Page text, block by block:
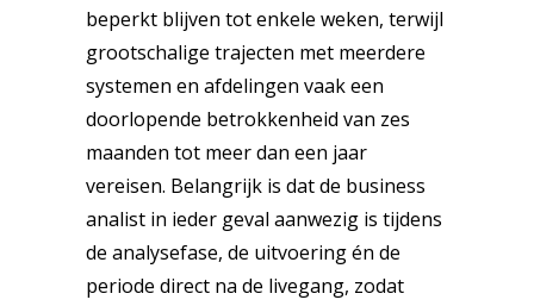
beperkt blijven tot enkele weken, terwijl
grootschalige trajecten met meerdere
systemen en afdelingen vaak een
doorlopende betrokkenheid van zes
maanden tot meer dan een jaar
vereisen. Belangrijk is dat de business
analist in ieder geval aanwezig is tijdens
de analysefase, de uitvoering én de
periode direct na de livegang, zodat